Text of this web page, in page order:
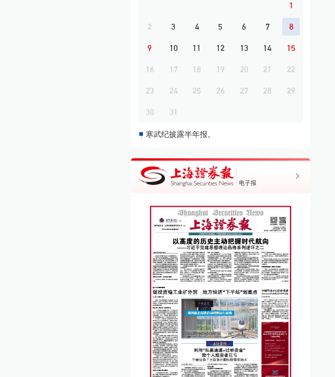
1
2 3 4 5 6 7 8
9 10 11 12 13 14 15
16 17 18 19 20 21 22
23 24 25 26 27 28 29
30 31
寒武纪披露半年报。